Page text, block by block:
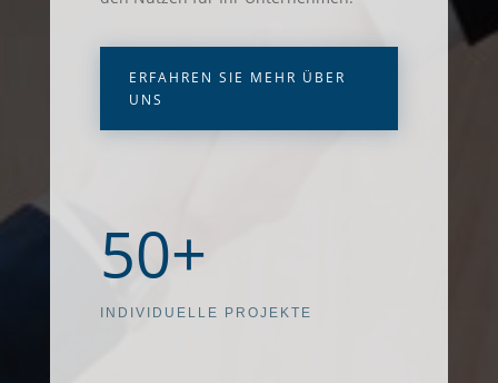
ERFAHREN SIE MEHR ÜBER
UNS
50+
INDIVIDUELLE PROJEKTE